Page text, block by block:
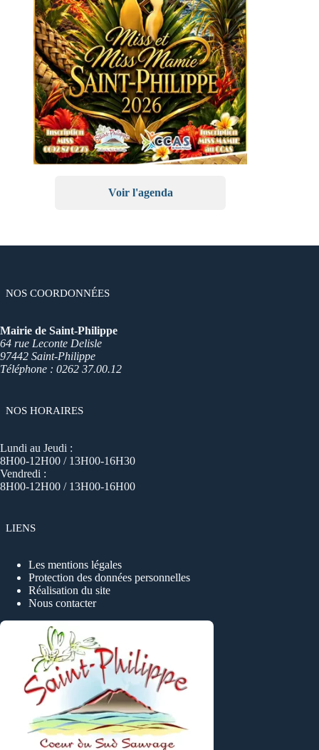
Voir l'agenda
NOS COORDONNÉES
Mairie de Saint-Philippe
64 rue Leconte Delisle
97442 Saint-Philippe
Téléphone : 0262 37.00.12
NOS HORAIRES
Lundi au Jeudi :
8H00-12H00 / 13H00-16H30
Vendredi :
8H00-12H00 / 13H00-16H00
LIENS
Les mentions légales
Protection des données personnelles
Réalisation du site
Nous contacter